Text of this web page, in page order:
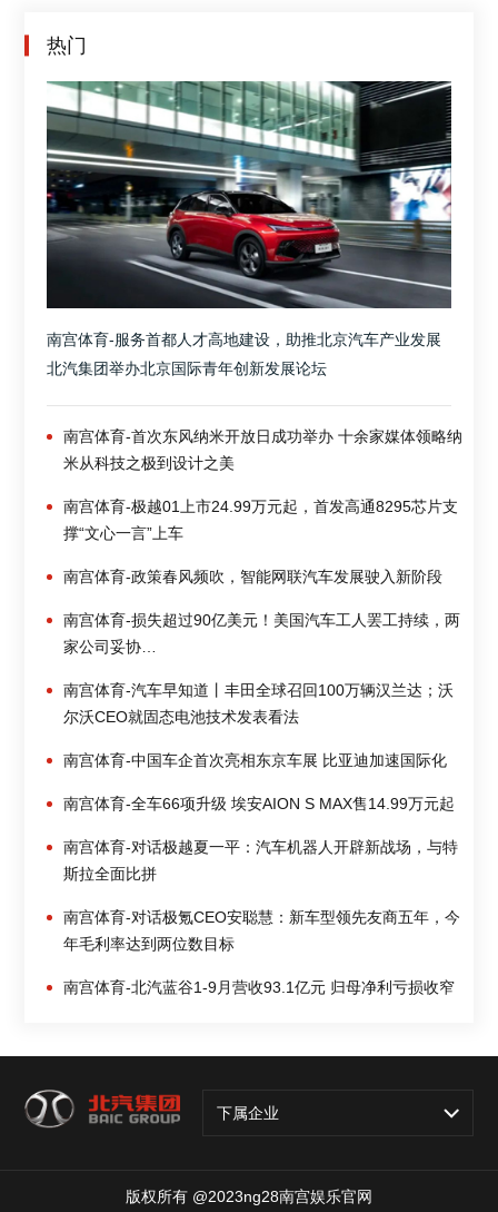
热门
南宫体育-服务首都人才高地建设，助推北京汽车产业发展
北汽集团举办北京国际青年创新发展论坛
南宫体育-首次东风纳米开放日成功举办 十余家媒体领略纳
米从科技之极到设计之美
南宫体育-极越01上市24.99万元起，首发高通8295芯片支
撑“文心一言”上车
南宫体育-政策春风频吹，智能网联汽车发展驶入新阶段
南宫体育-损失超过90亿美元！美国汽车工人罢工持续，两
家公司妥协…
南宫体育-汽车早知道丨丰田全球召回100万辆汉兰达；沃
尔沃CEO就固态电池技术发表看法
南宫体育-中国车企首次亮相东京车展 比亚迪加速国际化
南宫体育-全车66项升级 埃安AION S MAX售14.99万元起
南宫体育-对话极越夏一平：汽车机器人开辟新战场，与特
斯拉全面比拼
南宫体育-对话极氪CEO安聪慧：新车型领先友商五年，今
年毛利率达到两位数目标
南宫体育-北汽蓝谷1-9月营收93.1亿元 归母净利亏损收窄
下属企业
版权所有 @2023ng28南宫娱乐官网